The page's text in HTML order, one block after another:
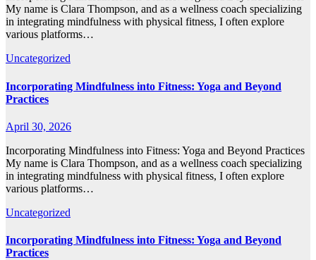
My name is Clara Thompson, and as a wellness coach specializing
in integrating mindfulness with physical fitness, I often explore
various platforms…
Uncategorized
Incorporating Mindfulness into Fitness: Yoga and Beyond
Practices
April 30, 2026
Incorporating Mindfulness into Fitness: Yoga and Beyond Practices
My name is Clara Thompson, and as a wellness coach specializing
in integrating mindfulness with physical fitness, I often explore
various platforms…
Uncategorized
Incorporating Mindfulness into Fitness: Yoga and Beyond
Practices